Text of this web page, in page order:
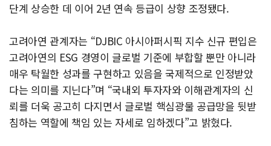
단계 상승한 데 이어 2년 연속 등급이 상향 조정됐다.
고려아연 관계자는 “DJBIC 아시아퍼시픽 지수 신규 편입은
고려아연의 ESG 경영이 글로벌 기준에 부합할 뿐만 아니라
매우 탁월한 성과를 구현하고 있음을 국제적으로 인정받았
다는 의미를 지닌다”며 “국내외 투자자와 이해관계자의 신
뢰를 더욱 공고히 다지면서 글로벌 핵심광물 공급망을 뒷받
침하는 역할에 책임 있는 자세로 임하겠다”고 밝혔다.